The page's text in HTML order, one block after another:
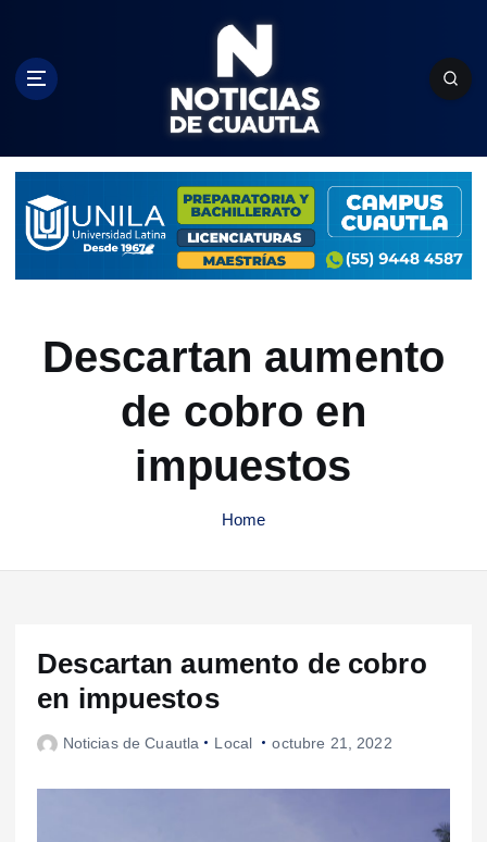
c
Descartan aumento
de cobro en
impuestos
Home
Descartan aumento de cobro
en impuestos
Noticias de Cuautla Local octubre 21, 2022